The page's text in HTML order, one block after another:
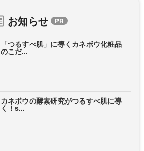
お知らせ
「つるすべ肌」に導くカネボウ化粧品
のこだ...
カネボウの酵素研究がつるすべ肌に導
く！s...